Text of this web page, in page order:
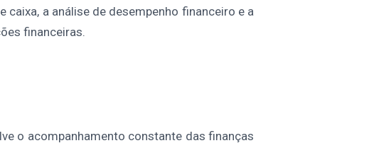
a análise de desempenho financeiro e a
financeiras.
o acompanhamento constante das finanças